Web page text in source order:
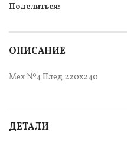
Поделиться:
ОПИСАНИЕ
Мех №4 Плед 220х240
ДЕТАЛИ